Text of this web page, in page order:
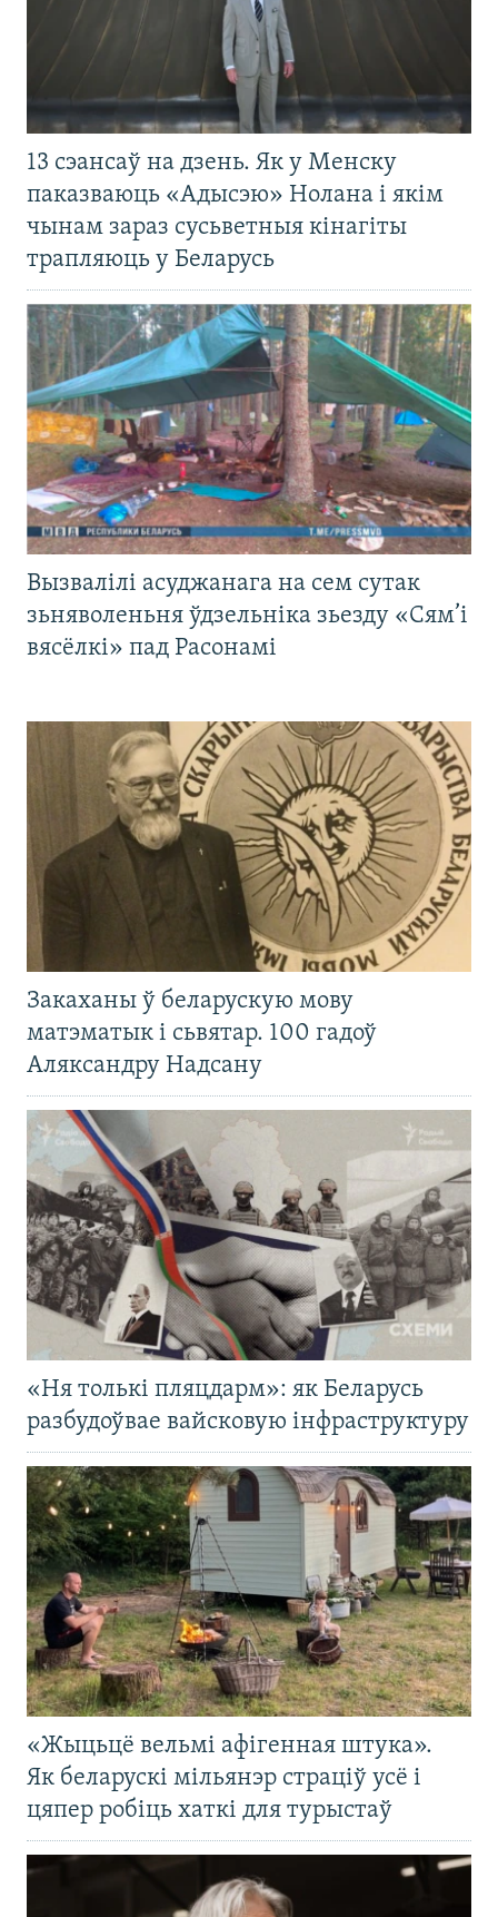
13 сэансаў на дзень. Як у Менску
паказваюць «Адысэю» Нолана і якім
чынам зараз сусьветныя кінагіты
трапляюць у Беларусь
Вызвалілі асуджанага на сем сутак
зьняволеньня ўдзельніка зьезду «Сям’і
вясёлкі» пад Расонамі
Закаханы ў беларускую мову
матэматык і сьвятар. 100 гадоў
Аляксандру Надсану
«Ня толькі пляцдарм»: як Беларусь
разбудоўвае вайсковую інфраструктуру
«Жыцьцё вельмі афігенная штука».
Як беларускі мільянэр страціў усё і
цяпер робіць хаткі для турыстаў